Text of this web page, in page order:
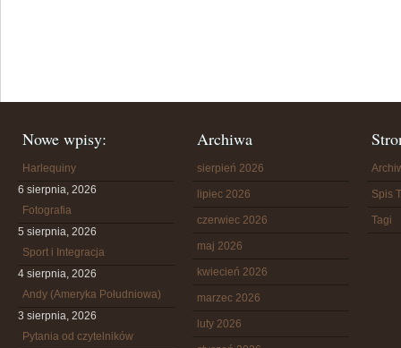
Nowe wpisy:
Harlequiny
6 sierpnia, 2026
Fotografia
5 sierpnia, 2026
Sport i Integracja
4 sierpnia, 2026
Andy (Ameryka Południowa)
3 sierpnia, 2026
Pytania od czytelników
Archiwa
sierpień 2026
lipiec 2026
czerwiec 2026
maj 2026
kwiecień 2026
marzec 2026
luty 2026
Spis
Tagi